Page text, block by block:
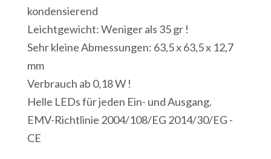
kondensierend
Leichtgewicht: Weniger als 35 gr !
Sehr kleine Abmessungen: 63,5 x 63,5 x 12,7
mm
Verbrauch ab 0,18 W !
Helle LEDs für jeden Ein- und Ausgang.
EMV-Richtlinie 2004/108/EG 2014/30/EG -
CE